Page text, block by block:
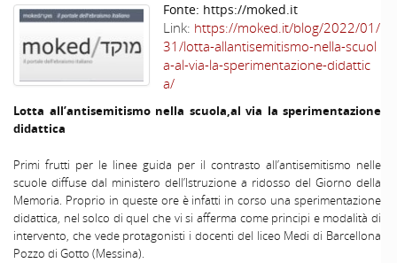
Fonte: https://moked.it
Link: https://moked.it/blog/2022/01/
31/lotta-allantisemitismo-nella-scuol
a-al-via-la-sperimentazione-didattic
a/
Lotta all’antisemitismo nella scuola,al via la sperimentazione
didattica
Primi frutti per le linee guida per il contrasto all’antisemitismo nelle
scuole diffuse dal ministero dell’Istruzione a ridosso del Giorno della
Memoria. Proprio in queste ore è infatti in corso una sperimentazione
didattica, nel solco di quel che vi si afferma come principi e modalità di
intervento, che vede protagonisti i docenti del liceo Medi di Barcellona
Pozzo di Gotto (Messina).